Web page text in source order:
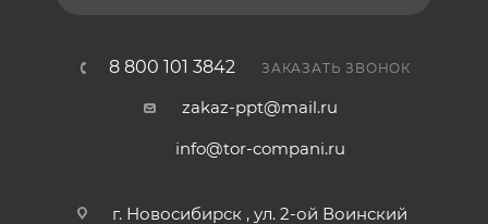
8 800 101 3842 ЗАКАЗАТЬ ЗВОНОК
zakaz-ppt@mail.ru
info@tor-compani.ru
г. Новосибирск , ул. 2-ой Воинский